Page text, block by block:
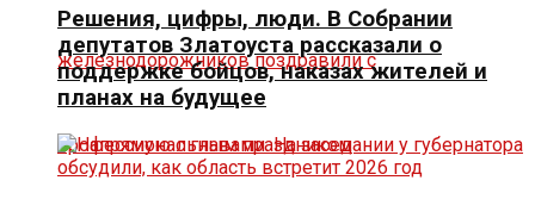
Решения, цифры, люди. В Собрании
депутатов Златоуста рассказали о
поддержке бойцов, наказах жителей и
планах на будущее